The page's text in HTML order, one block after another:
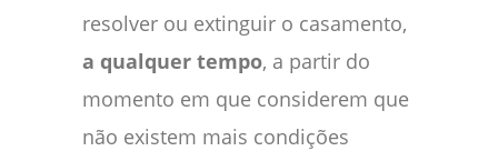
resolver ou extinguir o casamento,
a qualquer tempo, a partir do
momento em que considerem que
não existem mais condições